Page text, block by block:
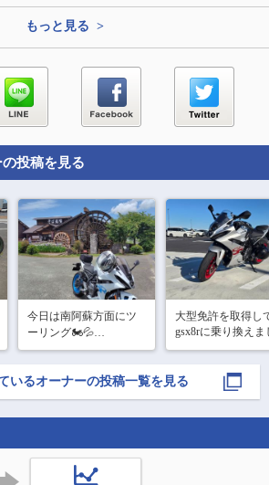
もっと見る >
投稿を見る
今日は南阿蘇方面にツ
ーリング🏍️💦
やっぱり暑い日は蕎麦
とかき氷ですね👍️
大型免許を取得し
gsx8rに乗り換えま
た！！
いるオーナーの投稿一覧を見る